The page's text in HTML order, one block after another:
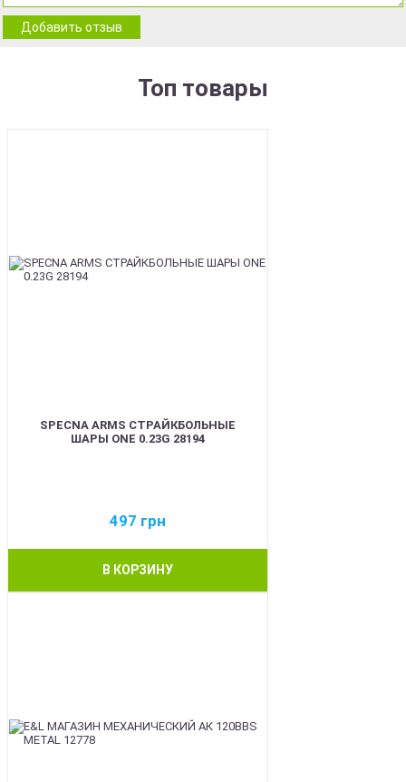
Добавить отзыв
Топ товары
SPECNA ARMS СТРАЙКБОЛЬНЫЕ
ШАРЫ ONE 0.23G 28194
497 грн
В КОРЗИНУ